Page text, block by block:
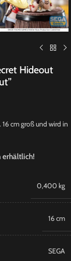
Hideout
16 cm groß und wird in
erhältlich!
0,400 kg
16 cm
SEGA